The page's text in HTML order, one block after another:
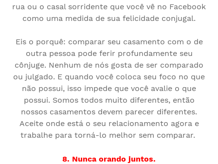
rua ou o casal sorridente que você vê no Facebook
como uma medida de sua felicidade conjugal.
Eis o porquê: comparar seu casamento com o de
outra pessoa pode ferir profundamente seu
cônjuge. Nenhum de nós gosta de ser comparado
ou julgado. E quando você coloca seu foco no que
não possui, isso impede que você avalie o que
possui. Somos todos muito diferentes, então
nossos casamentos devem parecer diferentes.
Aceite onde está o seu relacionamento agora e
trabalhe para torná-lo melhor sem comparar.
8. Nunca orando juntos.